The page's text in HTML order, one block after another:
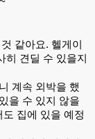
같아요. 헬게이
히 견딜 수 있을지
계속 외박을 했
을 수 있지 않을
집에 있을 예정